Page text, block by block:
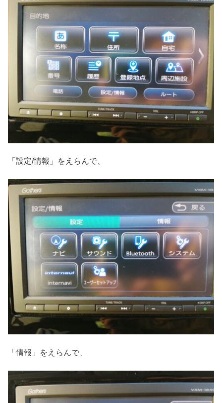
「設定/情報」をえらんで、
「情報」をえらんで、